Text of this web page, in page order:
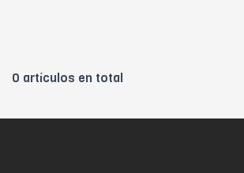
0 artículos en total